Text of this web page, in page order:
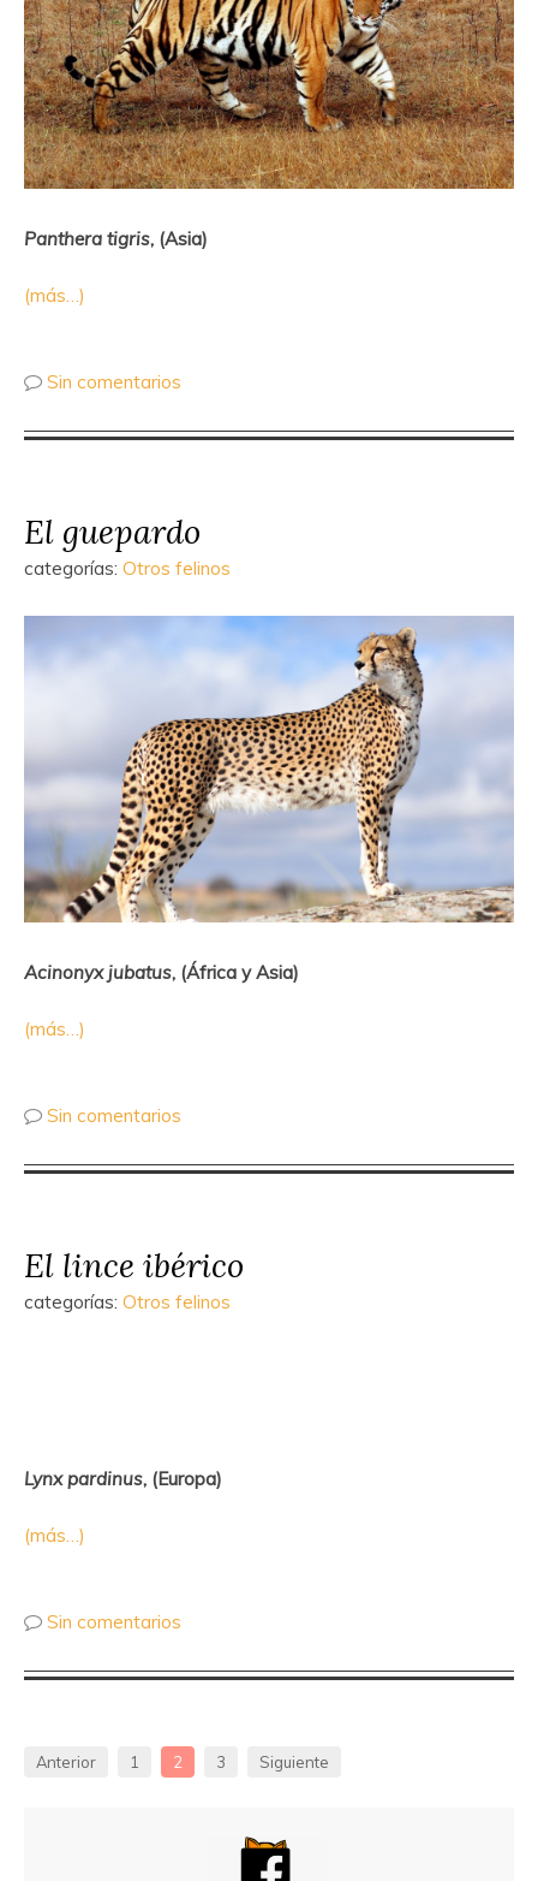
Panthera tigris, (Asia)
(más…)
Sin comentarios
El guepardo
categorías: Otros felinos
Acinonyx jubatus, (África y Asia)
(más…)
Sin comentarios
El lince ibérico
categorías: Otros felinos
Lynx pardinus, (Europa)
(más…)
Sin comentarios
Anterior 1 2 3 Siguiente